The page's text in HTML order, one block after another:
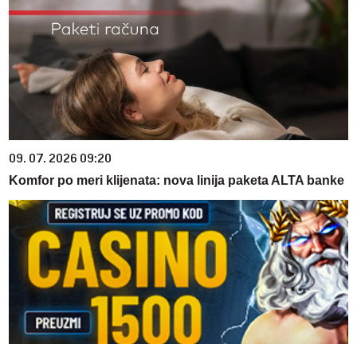
09. 07. 2026 09:20
Komfor po meri klijenata: nova linija paketa ALTA banke